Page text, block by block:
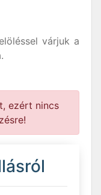
várjuk a
ezért nincs